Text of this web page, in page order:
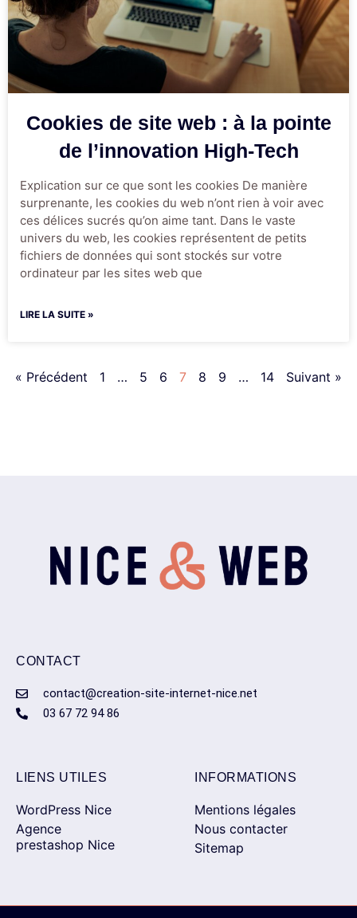
Cookies de site web : à la pointe
de l’innovation High-Tech
Explication sur ce que sont les cookies De manière
surprenante, les cookies du web n’ont rien à voir avec
ces délices sucrés qu’on aime tant. Dans le vaste
univers du web, les cookies représentent de petits
fichiers de données qui sont stockés sur votre
ordinateur par les sites web que
LIRE LA SUITE »
« Précédent 1 … 5 6 7 8 9 … 14 Suivant »
CONTACT
contact@creation-site-internet-nice.net
03 67 72 94 86
LIENS UTILES
WordPress Nice
Agence
prestashop Nice
INFORMATIONS
Mentions légales
Nous contacter
Sitemap